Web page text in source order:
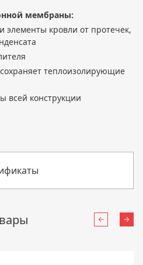
мембраны:
элементы кровли от протечек,
теплоизолирующие
всей конструкции
Назад